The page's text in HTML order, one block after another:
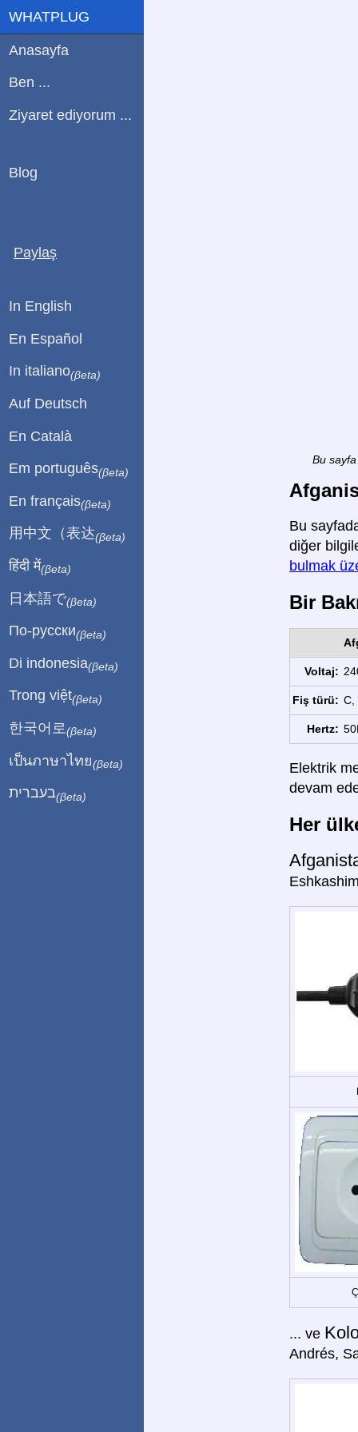
Bu
Bu
diğer
bulmak
Bir
Voltaj:
Fiş türü: C,
Hertz:
Elektrik
devam
Her
... ve
Andrés,
WHATPLUG
Anasayfa
Ben ...
Ziyaret ediyorum ...
Blog
Paylaş
In English
En Español
In italiano(βeta)
Auf Deutsch
En Català
Em português(βeta)
En français(βeta)
用中文（表达(βeta)
हिंदी में(βeta)
日本語で(βeta)
По-русски(βeta)
Di indonesia(βeta)
Trong việt(βeta)
한국어로 (βeta)
เป็นภาษาไทย(βeta)
בעברית(βeta)